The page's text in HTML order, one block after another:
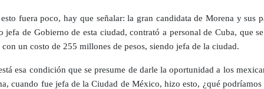
fuera poco, hay que señalar: la gran candidata de Morena y sus
jefa de Gobierno de esta ciudad, contrató a personal de Cuba, que
con un costo de 255 millones de pesos, siendo jefa de la ciudad.
esa condición que se presume de darle la oportunidad a los
cuando fue jefa de la Ciudad de México, hizo esto, ¿qué podríamos